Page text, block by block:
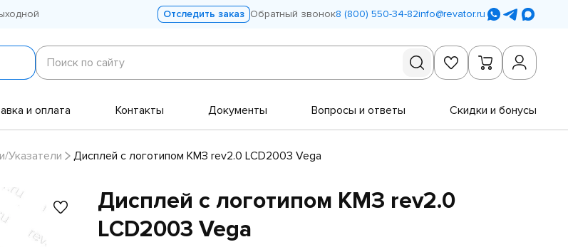
Отследить заказ Обратный звонок8 (800) 550-34-82info@revator.ru
Поиск
по
сайту
Поиск по сайту
и оплата Контакты Документы Вопросы и ответы Скидки и бонусы
Указатели Дисплей с логотипом КМЗ rev2.0 LCD2003 Vega
Дисплей с логотипом КМЗ rev2.0
LCD2003 Vega